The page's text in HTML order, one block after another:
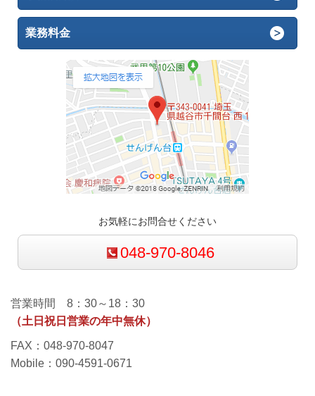
業務料金
お気軽にお問合せください
048-970-8046
営業時間 8：30～18：30
（土日祝日営業の年中無休）
FAX：048-970-8047
Mobile：090-4591-0671